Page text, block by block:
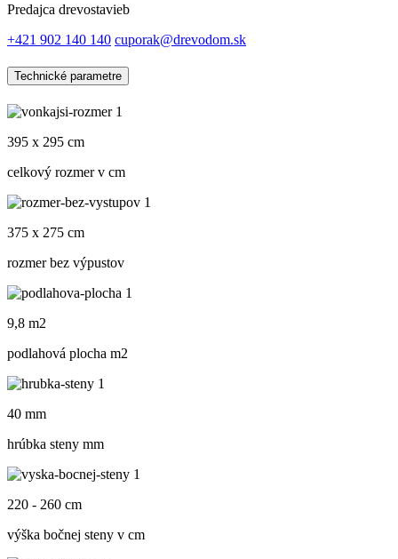
Predajca drevostavieb
+421 902 140 140 cuporak@drevodom.sk
Technické parametre
395 x 295 cm
celkový rozmer v cm
375 x 275 cm
rozmer bez výpustov
9,8 m2
podlahová plocha m2
40 mm
hrúbka steny mm
220 - 260 cm
výška bočnej steny v cm